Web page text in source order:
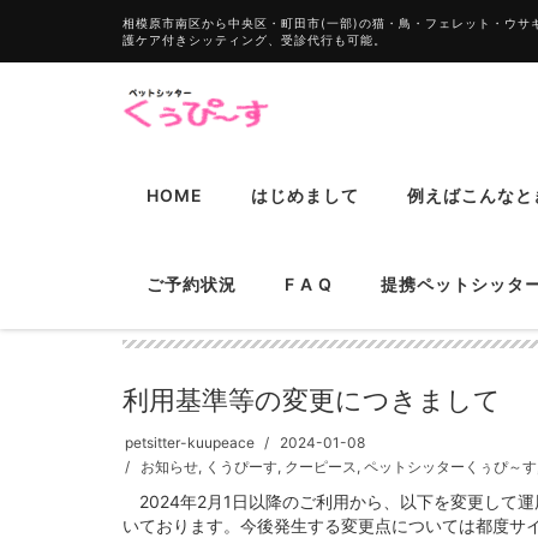
相模原市南区から中央区・町田市(一部)の猫・鳥・フェレット・ウ
護ケア付きシッティング、受診代行も可能。
HOME はじめまして 例えばこんなと
ご予約状況 F A Q 提携ペットシッ
利用基準等の変更に
利用基準等の変更につきまして
petsitter-kuupeace
2024-01-08
お知らせ, くうぴーす, クーピース , ペットシッターくぅぴ～す
2024年2月1日以降のご利用から、以下を変更して
いております。今後発生する変更点については都度